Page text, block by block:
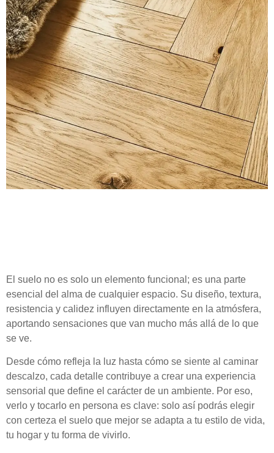
El suelo no es solo un elemento funcional; es una parte
esencial del alma de cualquier espacio. Su diseño, textura,
resistencia y calidez influyen directamente en la atmósfera,
aportando sensaciones que van mucho más allá de lo que
se ve.
Desde cómo refleja la luz hasta cómo se siente al caminar
descalzo, cada detalle contribuye a crear una experiencia
sensorial que define el carácter de un ambiente. Por eso,
verlo y tocarlo en persona es clave: solo así podrás elegir
con certeza el suelo que mejor se adapta a tu estilo de vida,
tu hogar y tu forma de vivirlo.